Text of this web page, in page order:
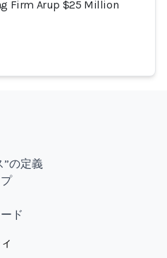
Firm Arup $25 Million
”の定義
ド